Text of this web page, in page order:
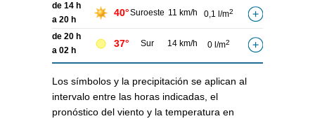
de 14 h
a 20 h
40°Suroeste 11 km/h 0,1 l/m2
de 20 h
a 02 h
37° Sur 14 km/h 0 l/m2
Los símbolos y la precipitación se aplican al
intervalo entre las horas indicadas, el
pronóstico del viento y la temperatura en